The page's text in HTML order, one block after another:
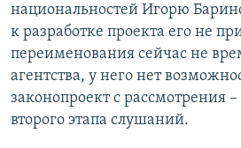
национальностей Игорю
к разработке проекта его не
переименования сейчас не
агентства, у него нет
законопроект с рассмотрения
второго этапа слушаний.